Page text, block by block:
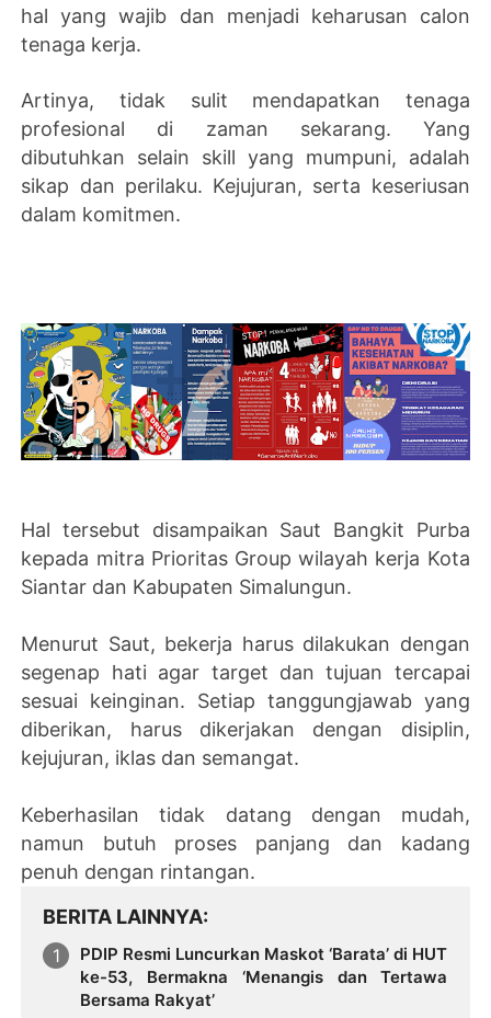
hal yang wajib dan menjadi keharusan calon
tenaga kerja.
Artinya, tidak sulit mendapatkan tenaga
profesional di zaman sekarang. Yang
dibutuhkan selain skill yang mumpuni, adalah
sikap dan perilaku. Kejujuran, serta keseriusan
dalam komitmen.
Hal tersebut disampaikan Saut Bangkit Purba
kepada mitra Prioritas Group wilayah kerja Kota
Siantar dan Kabupaten Simalungun.
Menurut Saut, bekerja harus dilakukan dengan
segenap hati agar target dan tujuan tercapai
sesuai keinginan. Setiap tanggungjawab yang
diberikan, harus dikerjakan dengan disiplin,
kejujuran, iklas dan semangat.
Keberhasilan tidak datang dengan mudah,
namun butuh proses panjang dan kadang
penuh dengan rintangan.
BERITA LAINNYA
PDIP Resmi Luncurkan Maskot ‘Barata’ di HUT
ke-53, Bermakna ‘Menangis dan Tertawa
Bersama Rakyat’